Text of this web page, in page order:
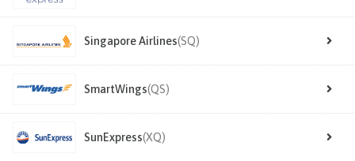
Singapore Airlines(SQ)
SmartWings(QS)
SunExpress(XQ)